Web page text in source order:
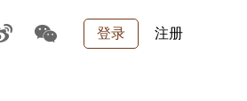
登录 注册